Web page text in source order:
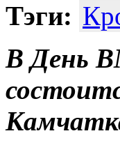
Тэги:
В День